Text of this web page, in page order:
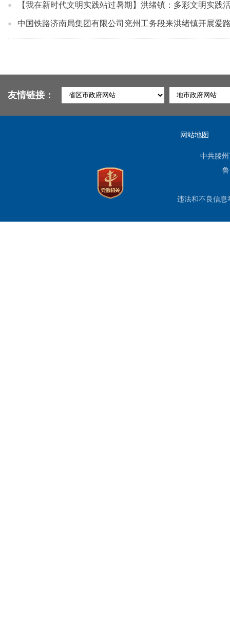
【我在新时代文明实践站过暑期】洪绪镇：多彩文明实践
中国铁路济南局集团有限公司兖州工务段来洪绪镇开展爱
友情链接：
网站地图
中共滕
违法和不良信